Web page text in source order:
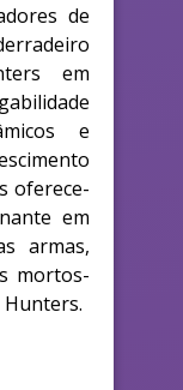
de
em
e
oferece-
em
armas,
mortos-
Hunters.